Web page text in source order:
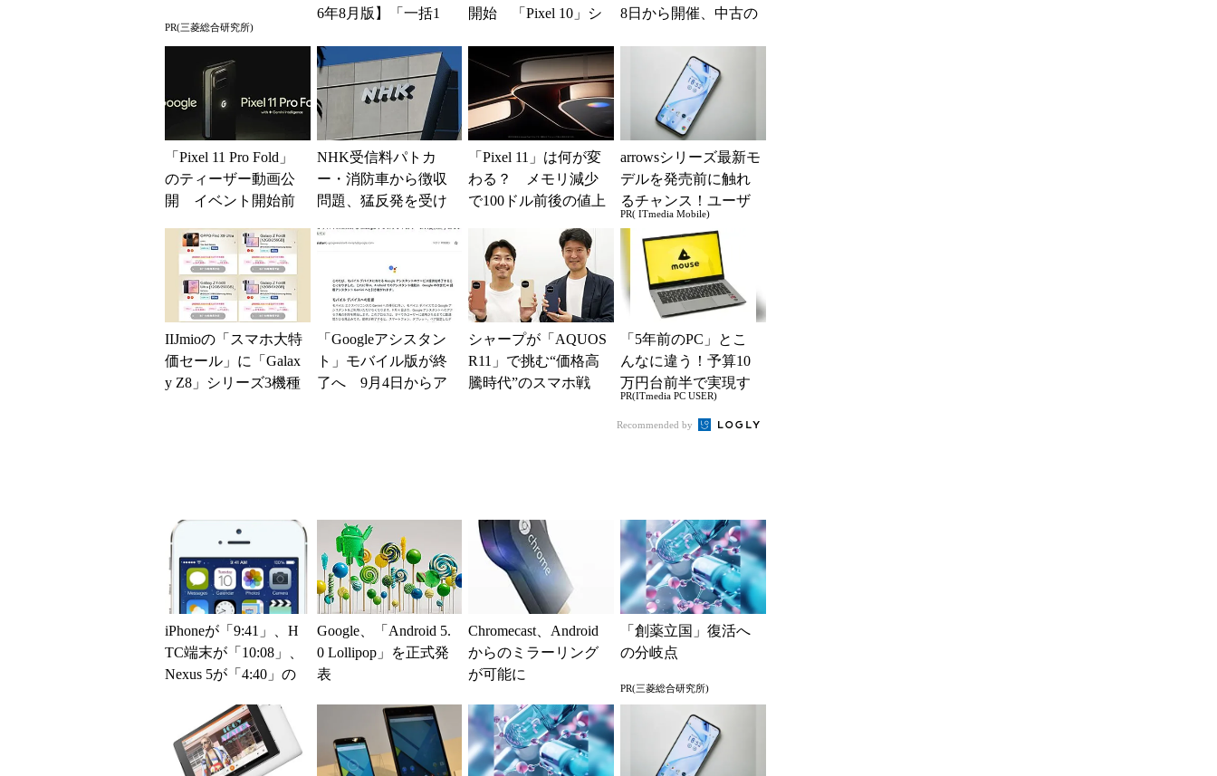
PR(三菱総合研究所)
6年8月版】「一括1
得なiPhone／...
開始 「Pixel 10」シ
合修...
8日から開催、中古の
「Pixel 11 Pro Fold」
のティーザー動画公
開 イベント開始前
NHK受信料パトカ
ー・消防車から徴収
問題、猛反発を受け
く」と会長
「Pixel 11」は何が変
わる？ メモリ減少
で100ドル前後の値上
うわさを整理す...
arrowsシリーズ最新モ
デルを発売前に触れ
るチャンス！ユーザ
ー座談会開催
PR( ITmedia Mobile)
IIJmioの「スマホ大特
価セール」に「Galax
y Z8」シリーズ3機種
「Googleアシスタン
ト」モバイル版が終
了へ 9月4日からア
シャープが「AQUOS
R11」で挑む“価格高
騰時代”のスマホ戦
「5年前のPC」とこ
んなに違う！予算10
万円台前半で実現す
る快適PCライフ
PR(ITmedia PC USER)
Recommended by
iPhoneが「9:41」、H
TC端末が「10:08」、
Nexus 5が「4:40」の
Google、「Android 5.
0 Lollipop」を正式発
表
Chromecast、Android
からのミラーリング
が可能に
「創薬立国」復活へ
の分岐点
PR(三菱総合研究所)